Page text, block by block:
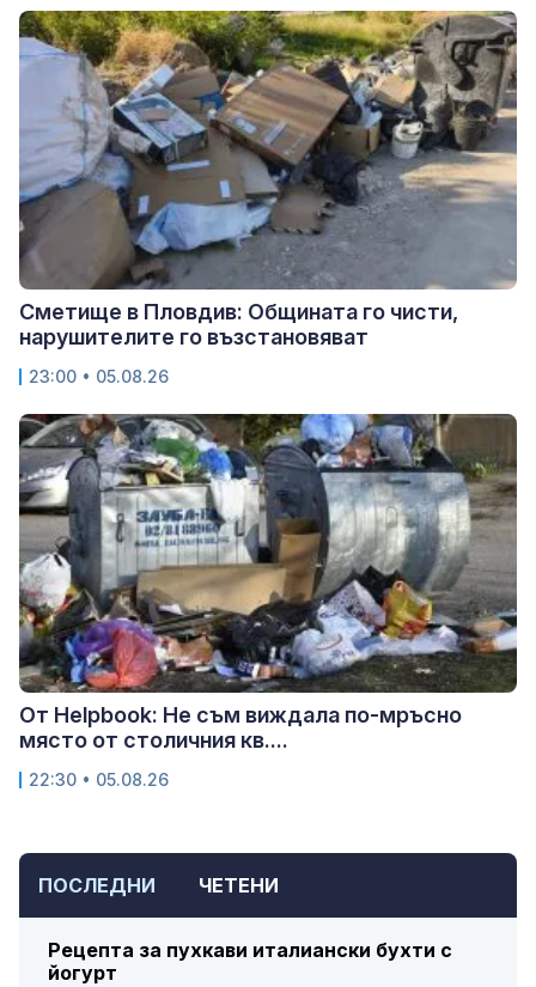
ПОСЛЕДНИ ЧЕТЕНИ
Рецепта за пухкави италиански бухти с
йогурт
Сметище в Пловдив: Общината го чисти,
нарушителите го възстановяват
23:00 • 05.08.26
От Helpbook: Не съм виждала по-мръсно
място от столичния кв....
22:30 • 05.08.26